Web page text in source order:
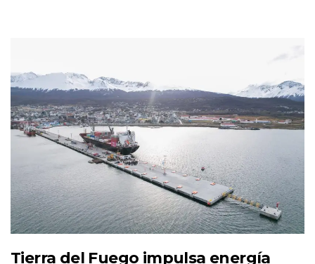
Tierra del Fuego impulsa energía